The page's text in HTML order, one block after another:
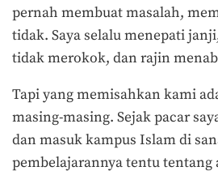
pernah membuat masalah,
tidak. Saya selalu menepati
tidak merokok, dan rajin
Tapi yang memisahkan kami
masing-masing. Sejak pacar
dan masuk kampus Islam di
pembelajarannya tentu tentang